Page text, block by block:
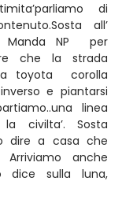
di
all’
Manda NP  per
che la strada
toyota  corolla
e piantarsi
linea
civilta’. Sosta
dire a casa che
anche
dice sulla luna,